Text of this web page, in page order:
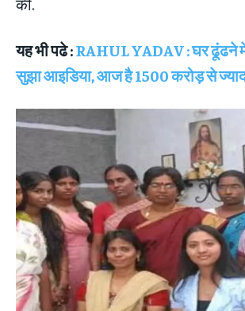
यह भी पढे :RAHUL YADAV : घर ढूंढने
सुझा आइडिया, आज है 1500 करोड़ से